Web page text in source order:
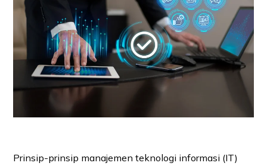
Prinsip-prinsip manajemen teknologi informasi (IT)